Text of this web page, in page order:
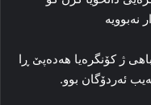
نەبوویە
ژ کۆنگره‌یا ھەدەپێ ڕا‌
ئه‌ردۆگان بوو.